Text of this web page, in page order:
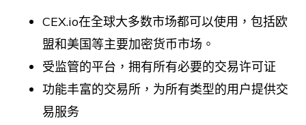
CEX.io在全球大多数市场都可以使用，包括欧
盟和美国等主要加密货币市场。
受监管的平台，拥有所有必要的交易许可证
功能丰富的交易所，为所有类型的用户提供交
易服务